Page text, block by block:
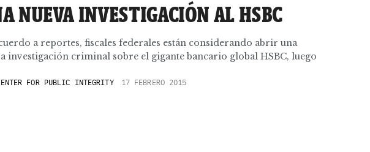
NUEVA INVESTIGACIÓN AL HSBC
a reportes, fiscales federales están considerando abrir una
investigación criminal sobre el gigante bancario global HSBC, luego
FOR PUBLIC INTEGRITY 17 FEBRERO 2015